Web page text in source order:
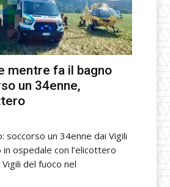
mentre fa il bagno
un 34enne,
soccorso un 34enne dai Vigili
ospedale con l’elicottero
del fuoco nel